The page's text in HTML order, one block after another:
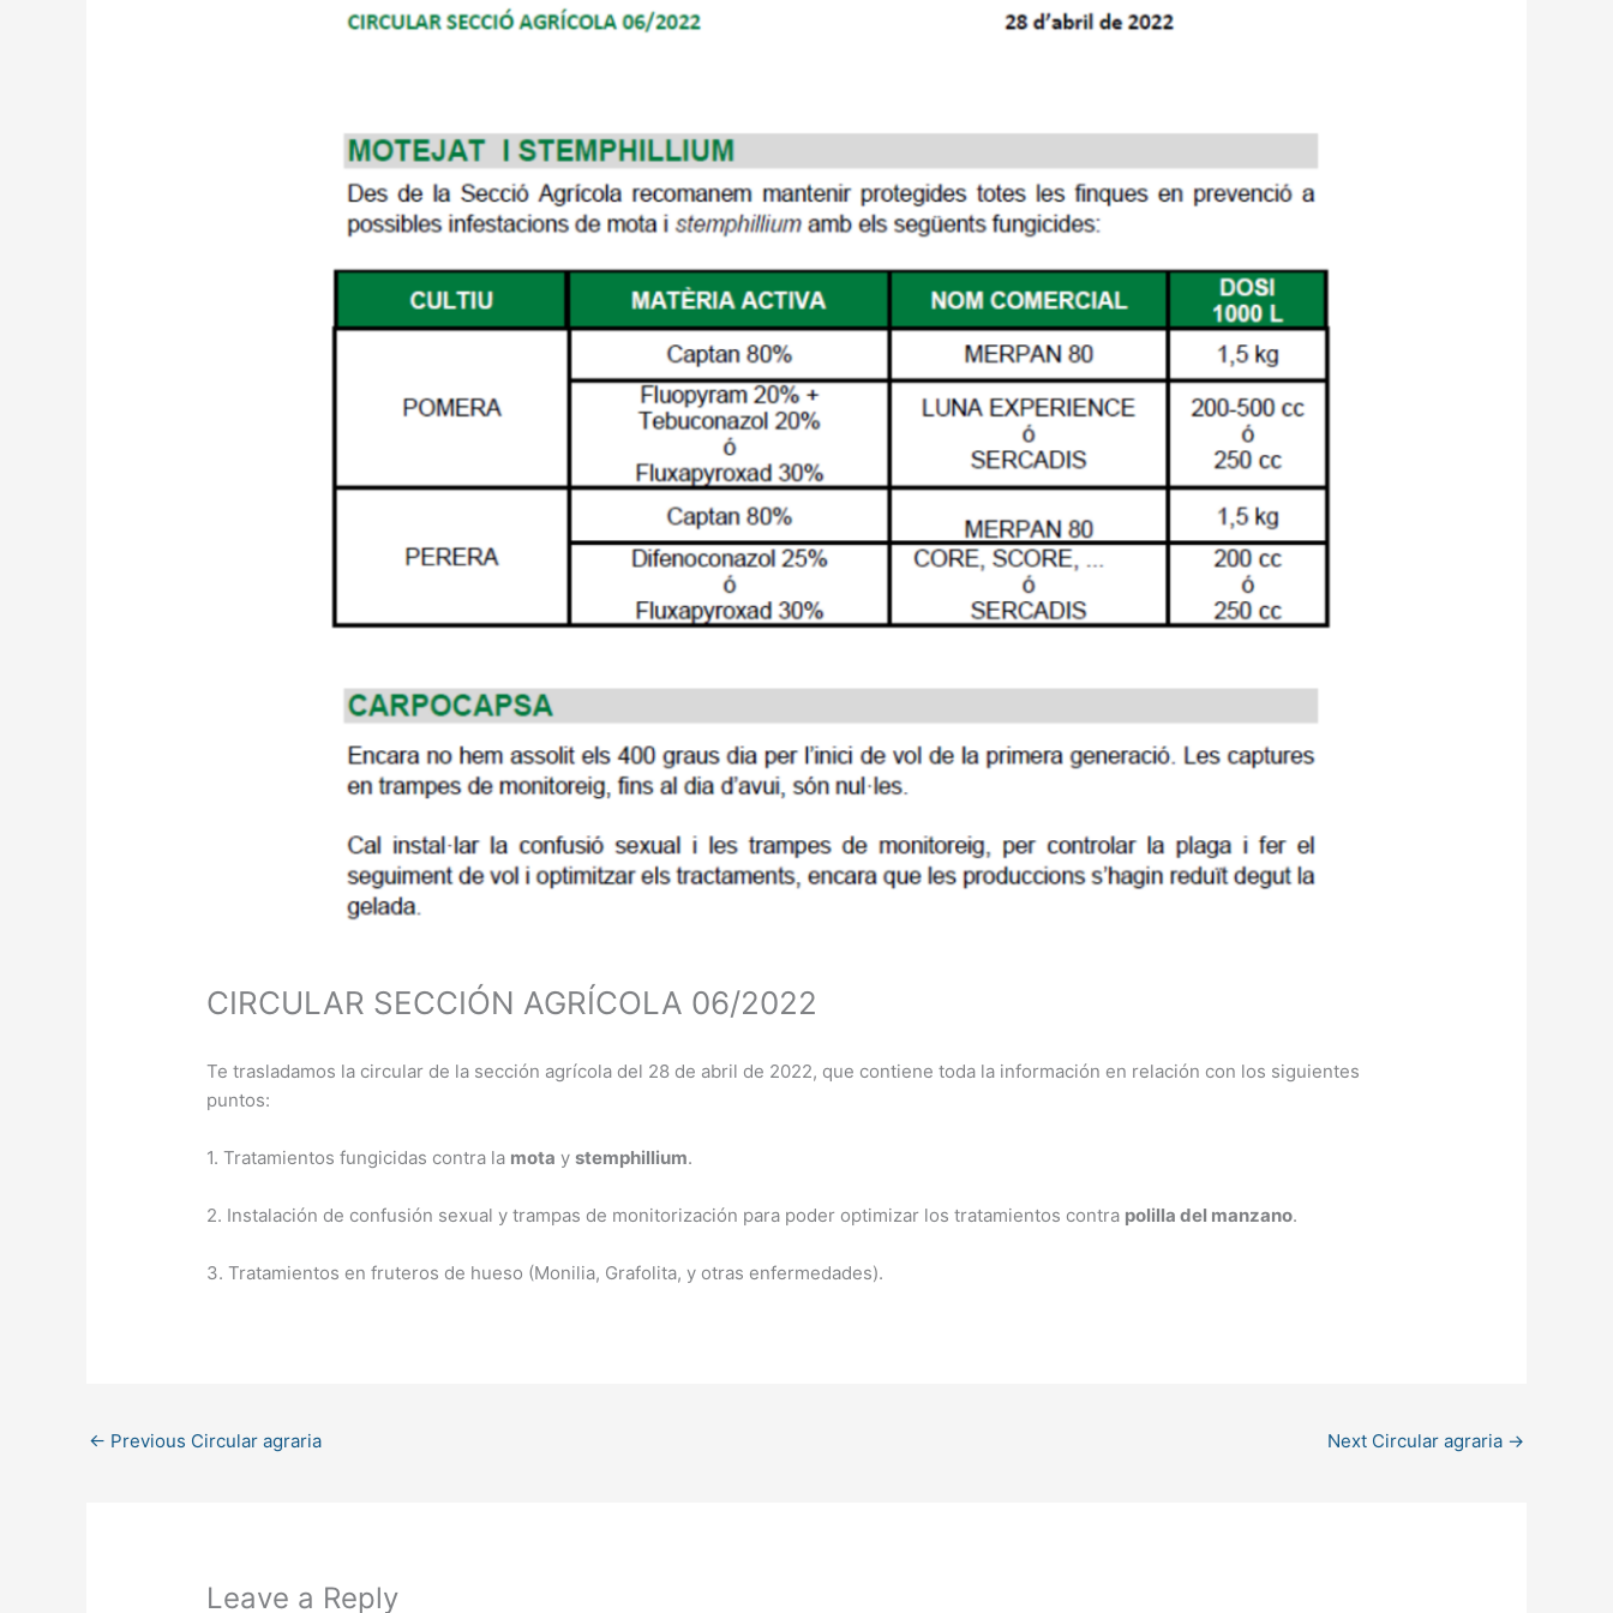
CIRCULAR SECCIÓN AGRÍCOLA 06/2022
Te trasladamos la circular de la sección agrícola del 28 de abril de 2022, que contiene toda la información en relación con los siguientes
puntos:
1. Tratamientos fungicidas contra la mota ystemphillium.
2. Instalación de confusión sexual y trampas de monitorización para poder optimizar los tratamientos contra polilla del manzano.
3. Tratamientos en fruteros de hueso (Monilia, Grafolita, y otras enfermedades).
← Previous Circular agraria Next Circular agraria →
Leave a Reply